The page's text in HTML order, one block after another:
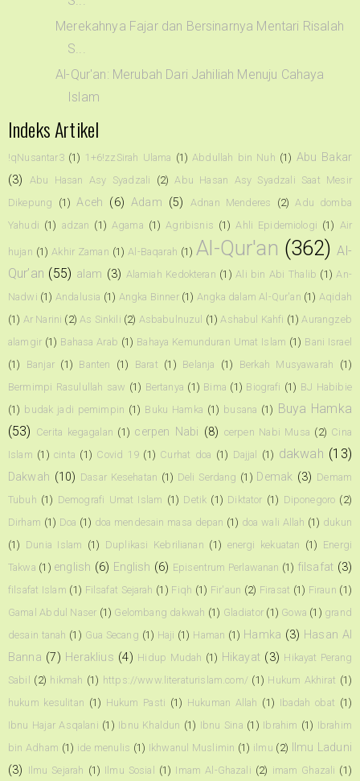
Merekahnya Fajar dan Bersinarnya Mentari Risalah
S...
Al-Qur'an: Merubah Dari Jahiliah Menuju Cahaya
Islam
Indeks Artikel
!qNusantar3 (1) 1+6!zzSirah Ulama (1) Abdullah bin Nuh (1) Abu Bakar
(3)
Abu Hasan Asy Syadzali (2) Abu Hasan Asy Syadzali Saat Mesir
Dikepung
(1) Aceh (6) Adam (5) Adnan Menderes (2) Adu domba
Yahudi (1) adzan (1) Agama (1) Agribisnis (1) Ahli Epidemiologi (1) Air
hujan (1) Akhir Zaman (1) Al-Baqarah (1) Al-Qur'an (362) Al-
Qur’an (55) alam (3) Alamiah Kedokteran (1) Ali bin Abi Thalib (1) An-
Nadwi (1) Andalusia (1) Angka Binner (1) Angka dalam Al-Qur'an (1) Aqidah
(1) Ar Narini (2) As Sinkili (2) Asbabulnuzul (1) Ashabul Kahfi (1) Aurangzeb
alamgir (1) Bahasa Arab (1) Bahaya Kemunduran Umat Islam (1) Bani Israel
(1)
Banjar (1) Banten (1) Barat (1) Belanja (1) Berkah Musyawarah
(1)
Bermimpi Rasulullah saw (1) Bertanya (1) Bima (1) Biografi (1) BJ Habibie
(1) budak jadi pemimpin (1) Buku Hamka (1) busana (1) Buya Hamka
(53) Cerita kegagalan (1) cerpen Nabi (8) cerpen Nabi Musa (2) Cina
Islam (1) cinta (1) Covid 19 (1) Curhat doa (1) Dajjal (1) dakwah (13)
Dakwah (10) Dasar Kesehatan (1) Deli Serdang (1) Demak (3) Demam
Tubuh (1) Demografi Umat Islam (1) Detik (1) Diktator (1) Diponegoro (2)
Dirham (1) Doa (1) doa mendesain masa depan (1) doa wali Allah (1) dukun
(1) Dunia Islam (1) Duplikasi Kebrilianan (1) energi kekuatan (1) Energi
Takwa (1) english (6) English (6) Episentrum Perlawanan (1) filsafat (3)
filsafat Islam (1) Filsafat Sejarah (1) Fiqh (1) Fir'aun (2) Firasat (1) Firaun (1)
Gamal Abdul Naser (1) Gelombang dakwah (1) Gladiator (1) Gowa (1) grand
desain tanah (1) Gua Secang (1) Haji (1) Haman (1) Hamka (3) Hasan Al
Banna (7) Heraklius (4) Hidup Mudah (1) Hikayat (3) Hikayat Perang
Sabil
(2) hikmah (1) https://www.literaturislam.com/ (1) Hukum Akhirat (1)
hukum kesulitan (1) Hukum Pasti (1) Hukuman Allah (1) Ibadah obat (1)
Ibnu Hajar Asqalani (1) Ibnu Khaldun (1) Ibnu Sina (1) Ibrahim (1) Ibrahim
bin Adham (1) ide menulis (1) Ikhwanul Muslimin (1) ilmu (2)
Ilmu Laduni
(3) Ilmu Sejarah (1) Ilmu Sosial (1) Imam Al-Ghazali (2) imam Ghazali (1)